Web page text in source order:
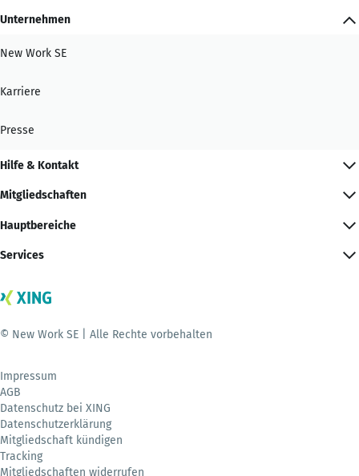
Unternehmen
New Work SE
Karriere
Presse
Hilfe & Kontakt
Mitgliedschaften
Hauptbereiche
Services
© New Work SE | Alle Rechte vorbehalten
Impressum
AGB
Datenschutz bei XING
Datenschutzerklärung
Mitgliedschaft kündigen
Tracking
Mitgliedschaften widerrufen